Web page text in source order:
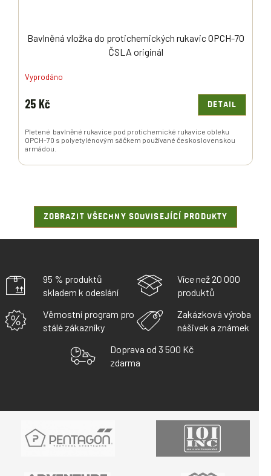
Bavlněná vložka do protichemických rukavic OPCH-70
ČSLA originál
Vyprodáno
25 Kč DETAIL
Pletené bavlněné rukavice pod protichemické rukavice obleku
OPCH-70 s polyetylénovým sáčkem používané československou
armádou.
ZOBRAZIT VŠECHNY SOUVISEJÍCÍ PRODUKTY
95 % produktů
skladem k odeslání
Více než 20 000
produktů
Věrnostní program pro
stálé zákazníky
Zakázková výroba
nášivek a známek
Doprava od 3 500 Kč
zdarma